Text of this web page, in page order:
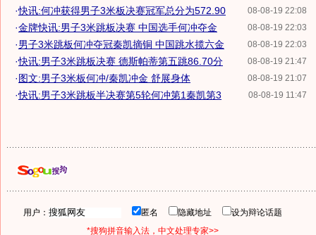
08-08-19 22:08
·快讯:何冲获得男子3米板决赛冠军总分为572.90
08-08-19 22:03
·金牌快讯:男子3米跳板决赛 中国选手何冲夺金
08-08-19 22:03
·男子3米跳板何冲夺冠秦凯摘铜 中国跳水揽六金
08-08-19 21:47
·快讯:男子3米跳板决赛 德斯帕蒂第五跳86.70分
08-08-19 21:07
·图文:男子3米板何冲/秦凯冲金 舒展身体
08-08-19 11:47
·快讯:男子3米跳板半决赛第5轮何冲第1秦凯第3
用户： 匿名 隐藏地址
设为辩论话题
*搜狗拼音输入法，中文处理专家>>